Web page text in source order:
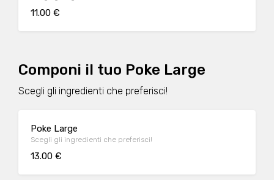
11.00 €
Componi il tuo Poke Large
Scegli gli ingredienti che preferisci!
Poke Large
Scegli gli ingredienti che preferisci!
13.00 €